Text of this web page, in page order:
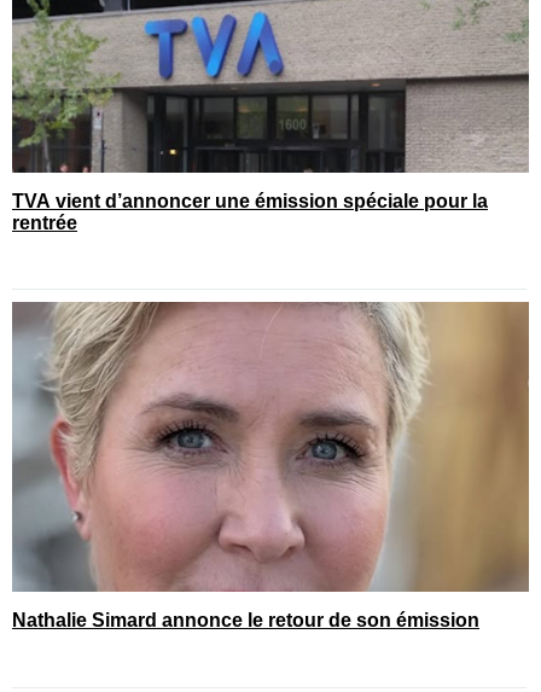
TVA vient d’annoncer une émission spéciale pour la
rentrée
Nathalie Simard annonce le retour de son émission